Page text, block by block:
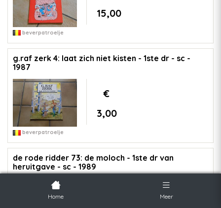
15,00
beverpatroelje
g.raf zerk 4: laat zich niet kisten - 1ste dr - sc -
1987
€
3,00
beverpatroelje
de rode ridder 73: de moloch - 1ste dr van
heruitgave - sc - 1989
Home Meer